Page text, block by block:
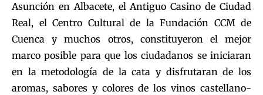
Asunción en Albacete, el Antiguo Casino de Ciudad
Real, el Centro Cultural de la Fundación CCM de
Cuenca y muchos otros, constituyeron el mejor
marco posible para que los ciudadanos se iniciaran
en la metodología de la cata y disfrutaran de los
aromas, sabores y colores de los vinos castellano-